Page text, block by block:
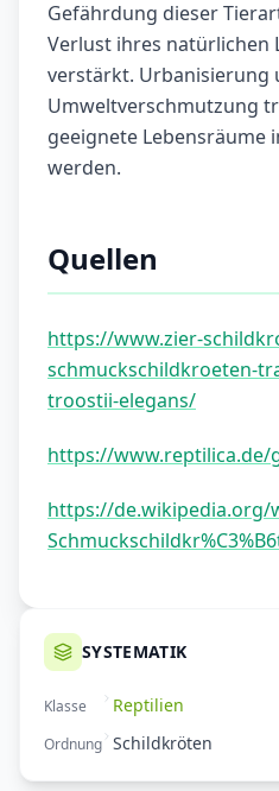
Gefährdung dieser
Verlust ihres natürlichen
verstärkt. Urbanisierung
Umweltverschmutzung
geeignete Lebensräume
werden.
Quellen
https://www.zier-
schmuckschildkroeten-
troostii-elegans/
https://
https://de.wikipedia.org/
SYSTEMATIK
Klasse Reptilien
Ordnung Schildkröten